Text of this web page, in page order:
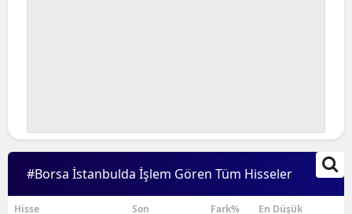
Çankırı
Çorum
Denizli
#Borsa İstanbulda İşlem Gören Tüm Hisseler
Hisse Son Fark% En Düşük